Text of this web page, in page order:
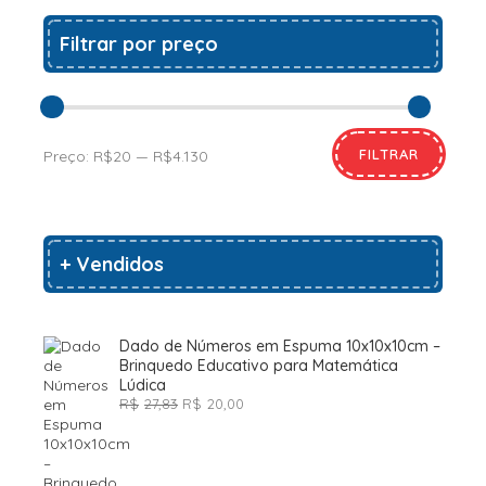
Filtrar por preço
FILTRAR
Preço: R$20 — R$4.130
+ Vendidos
Dado de Números em Espuma 10x10x10cm –
Brinquedo Educativo para Matemática
Lúdica
R$ 27,83 O
R$ 20,00